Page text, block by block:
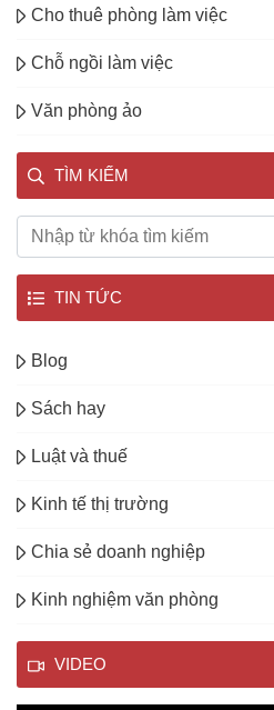
Cho thuê phòng làm việc
Chỗ ngồi làm việc
Văn phòng ảo
TÌM KIẾM
TIN TỨC
Blog
Sách hay
Luật và thuế
Kinh tế thị trường
Chia sẻ doanh nghiệp
Kinh nghiệm văn phòng
VIDEO